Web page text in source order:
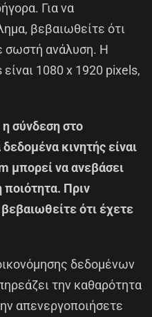
Για να
βεβαιωθείτε ότι
σωστή ανάλυση. Η
1080 x 1920 pixels,
η σύνδεση στο
κινητής είναι
μπορεί να ανεβάσει
ποιότητα. Πριν
ότι έχετε
δεδομένων
την καθαρότητα
απενεργοποιήσετε